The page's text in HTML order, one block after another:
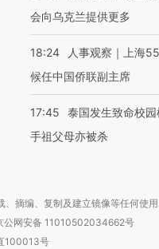
会向乌克兰提供更多
18:24
人事观察｜上海
候任中国侨联副主席
17:45
泰国发生致命校
手祖父母亦被杀
摘编、复制及建立镜像等任何使用
公网安备 11010502034662号
100013号